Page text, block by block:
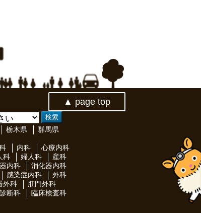
▲ page top
栃木県
群馬県
内科
心療内科
科 婦人科
産科
内科
消化器内科
感染症内科
外科
外科
肛門外科
断科
臨床検査科